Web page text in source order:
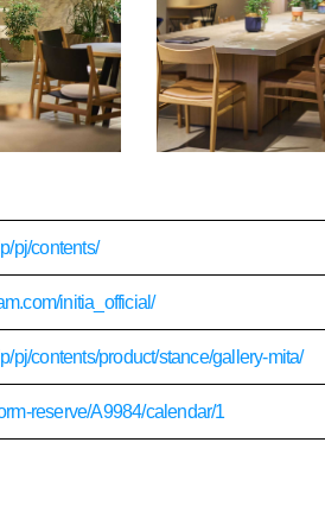
pj/contents/
initia_official/
pj/contents/product/stance/gallery-mita/
reserve/A9984/calendar/1